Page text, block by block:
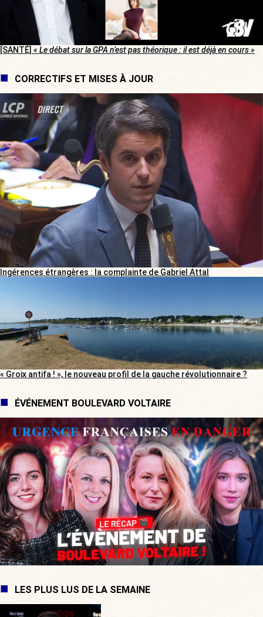
[SANTÉ] « Le débat sur la GPA n’est pas théorique : il est déjà en cours »
CORRECTIFS ET MISES À JOUR
Ingérences étrangères : la complainte de Gabriel Attal
« Groix antifa ! », le nouveau profil de la gauche révolutionnaire ?
ÉVÉNEMENT BOULEVARD VOLTAIRE
LES PLUS LUS DE LA SEMAINE